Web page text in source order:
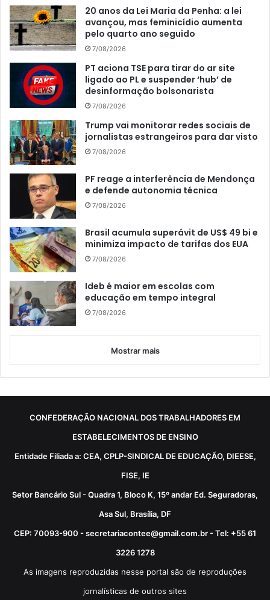
20 anos da Lei Maria da Penha: a lei
avançou, mas feminicídio aumenta
pelo quarto ano seguido
7/08/2026
PT aciona TSE para tirar do ar site
ligado ao PL e suspender ‘hub’ de
desinformação bolsonarista
7/08/2026
Trump vai monitorar redes sociais de
jornalistas estrangeiros para dar visto
7/08/2026
PF reage a interferência de Mendonça
e defende autonomia técnica
7/08/2026
Brasil acumula superávit de US$ 49 bi e
minimiza impacto de tarifas dos EUA
7/08/2026
Ideb é maior em escolas com
educação em tempo integral
7/08/2026
Mostrar mais
CONFEDERAÇÃO NACIONAL DOS TRABALHADORES EM
ESTABELECIMENTOS DE ENSINO
Entidade Filiada a: CEA, CPLP-SINDICAL DE EDUCAÇÃO, DIEESE,
FISE, IE
Setor Bancário Sul - Quadra 1, Bloco K, 15º andar Ed. Seguradoras,
Asa Sul, Brasília, DF
CEP: 70093-900 - secretariacontee@gmail.com.br - Tel: +55 61
3226 1278
As imagens reproduzidas nesse portal são de reproduções
jornalísticas de outros sites